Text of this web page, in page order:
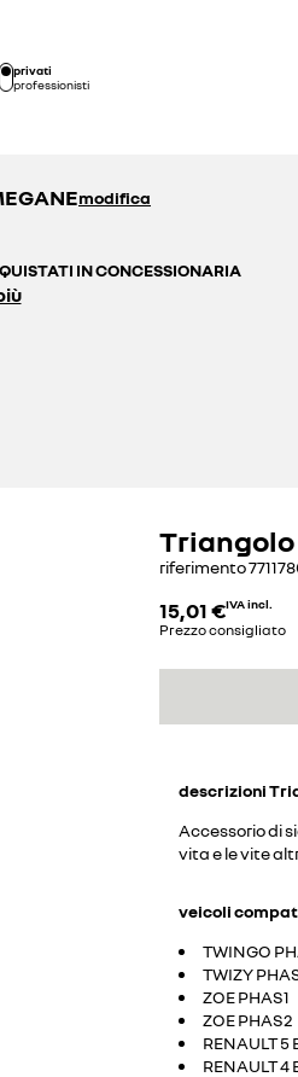
privati
professionisti
modifica
IN CONCESSIONARIA
riferimento
15,01 €IVA incl.
Prezzo consigliato
descrizioni
Accessorio di
vita e le vite
veicoli
TWINGO
TWIZY
ZOE PHAS1
ZOE PHAS2
RENAULT 5
RENAULT 4